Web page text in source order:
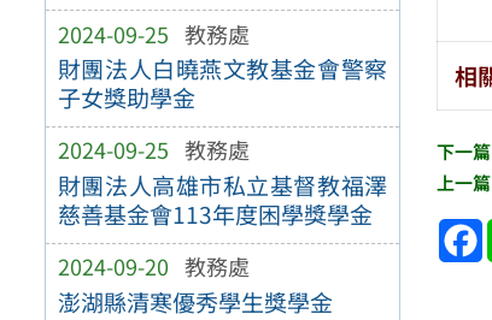
2024-09-25 教務處
財團法人白曉燕文教基金會警察
子女獎助學金
2024-09-25 教務處
財團法人高雄市私立基督教福澤
慈善基金會113年度困學獎學金
2024-09-20 教務處
澎湖縣清寒優秀學生獎學金
相